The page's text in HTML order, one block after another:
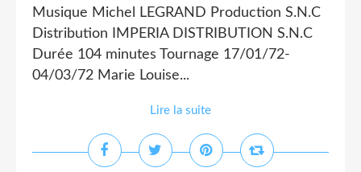
Musique Michel LEGRAND Production S.N.C
Distribution IMPERIA DISTRIBUTION S.N.C
Durée 104 minutes Tournage 17/01/72-
04/03/72 Marie Louise...
Lire la suite